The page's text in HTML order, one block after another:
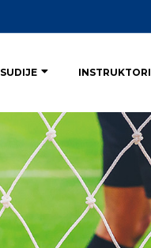
SUDIJE INSTRUKTORI